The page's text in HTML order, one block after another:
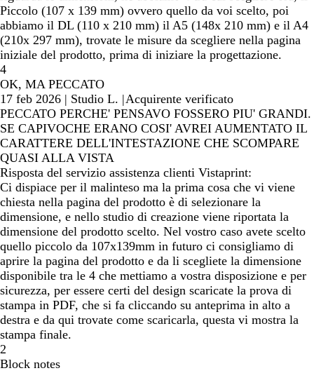
Piccolo (107 x 139 mm) ovvero quello da voi scelto, poi
abbiamo il DL (110 x 210 mm) il A5 (148x 210 mm) e il A4
(210x 297 mm), trovate le misure da scegliere nella pagina
iniziale del prodotto, prima di iniziare la progettazione.
4
OK, MA PECCATO
17 feb 2026 | Studio L. |Acquirente verificato
PECCATO PERCHE' PENSAVO FOSSERO PIU' GRANDI.
SE CAPIVOCHE ERANO COSI' AVREI AUMENTATO IL
CARATTERE DELL'INTESTAZIONE CHE SCOMPARE
QUASI ALLA VISTA
Risposta del servizio assistenza clienti Vistaprint:
Ci dispiace per il malinteso ma la prima cosa che vi viene
chiesta nella pagina del prodotto è di selezionare la
dimensione, e nello studio di creazione viene riportata la
dimensione del prodotto scelto. Nel vostro caso avete scelto
quello piccolo da 107x139mm in futuro ci consigliamo di
aprire la pagina del prodotto e da li scegliete la dimensione
disponibile tra le 4 che mettiamo a vostra disposizione e per
sicurezza, per essere certi del design scaricate la prova di
stampa in PDF, che si fa cliccando su anteprima in alto a
destra e da qui trovate come scaricarla, questa vi mostra la
stampa finale.
2
Block notes